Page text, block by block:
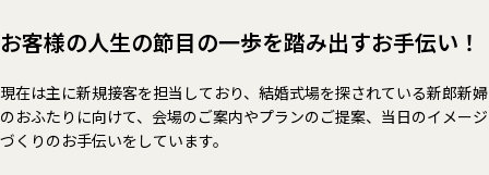
お客様の人生の節目の一歩を踏み出すお手伝い！
現在は主に新規接客を担当しており、結婚式場を探されている新郎新婦
のおふたりに向けて、会場のご案内やプランのご提案、当日のイメージ
づくりのお手伝いをしています。